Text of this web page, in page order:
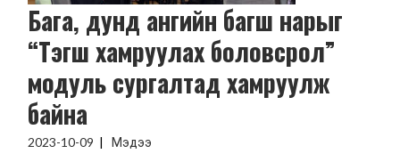
Бага, дунд ангийн багш нарыг
“Тэгш хамруулах боловсрол”
модуль сургалтад хамруулж
байна
2023-10-09 Мэдээ